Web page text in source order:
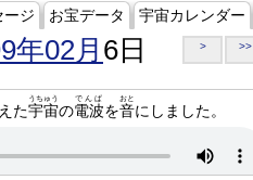
ージ お宝データ 宇宙カレンダー
年02月 6日 > >>
えた宇宙
うちゅう
の電波
でんぱ
を音
おと
にしました。